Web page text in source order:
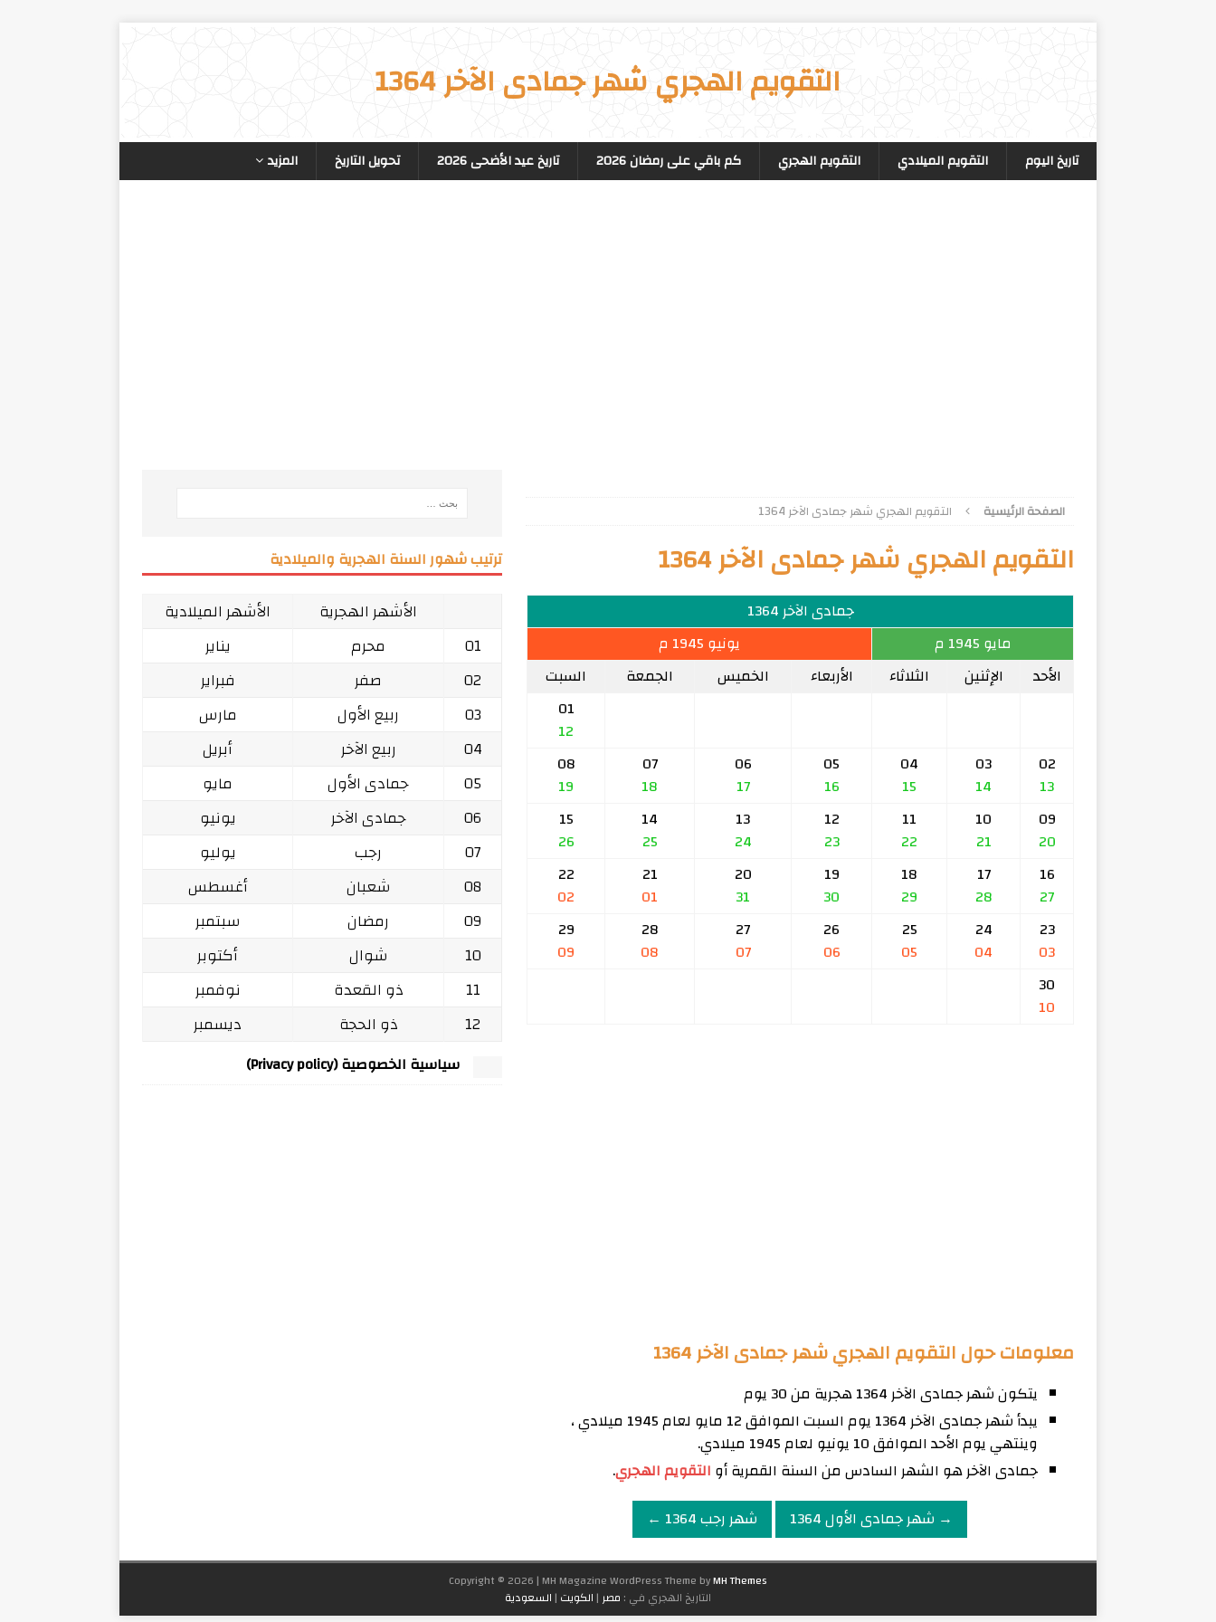
التقويم الهجري شهر جمادى الآخر 1364
تاريخ اليوم التقويم الميلادي التقويم الهجري كم باقي على رمضان 2026 تاريخ عيد الأضحى 2026 تحويل التاريخ المزيد
الصفحة الرئيسية التقويم الهجري شهر جمادى الآخر 1364
التقويم الهجري شهر جمادى الآخر 1364
جمادى الآخر 1364
مايو 1945 م
يونيو 1945 م
الأحد
الإثنين الثلاثاء الأربعاء الخميس الجمعة
السبت
01
12
02
13
03
14
04
15
05
16
06
17
07
18
08
19
09
20
10
21
11
22
12
23
13
24
14
25
15
26
16
27
17
28
18
29
19
30
20
31
21
01
22
02
23
03
24
04
25
05
26
06
27
07
28
08
29
09
30
10
معلومات حول التقويم الهجري شهر جمادى الآخر 1364
يتكون شهر جمادى الآخر 1364 هجرية من 30 يوم
يبدأ شهر جمادى الآخر 1364 يوم السبت الموافق 12 مايو لعام 1945 ميلادي ،
وينتهي يوم الأحد الموافق 10 يونيو لعام 1945 ميلادي.
جمادى الآخر هو الشهر السادس من السنة القمرية أو التقويم الهجري.
→ شهر جمادى الأول 1364
شهر رجب 1364 ←
ترتيب شهور السنة الهجرية والميلادية
الأشهر الهجرية
الأشهر الميلادية
01
محرم
يناير
02
صفر
فبراير
03
ربيع الأول
مارس
04
ربيع الآخر
أبريل
05
جمادى الأول
مايو
06
جمادى الآخر
يونيو
07
رجب
يوليو
08
شعبان
أغسطس
09
رمضان
سبتمبر
10
شوال
أكتوبر
11
ذو القعدة
نوفمبر
12
ذو الحجة ديسمبر
سياسية الخصوصية (Privacy policy)
Copyright © 2026 | MH Magazine WordPress Theme byMH Themes
التاريخ الهجري في : مصر |الكويت |السعودية